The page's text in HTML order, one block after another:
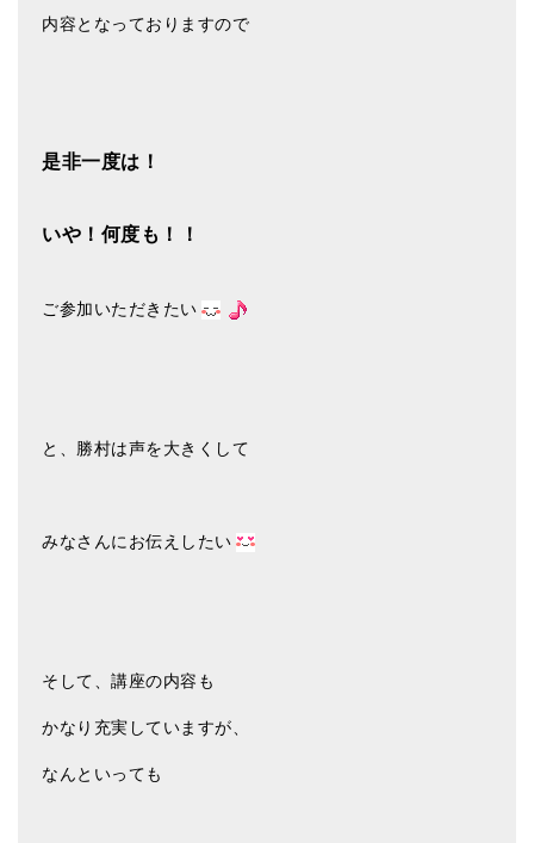
内容となっておりますので
是非一度は！
いや！何度も！！
ご参加いただきたい
と、勝村は声を大きくして
みなさんにお伝えしたい
そして、講座の内容も
かなり充実していますが、
なんといっても